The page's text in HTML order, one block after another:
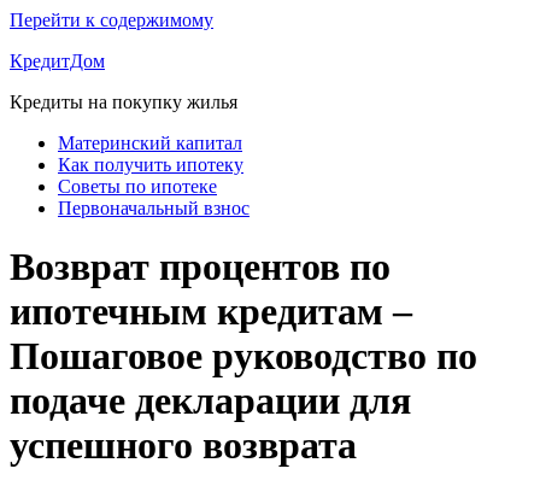
Перейти к содержимому
КредитДом
Кредиты на покупку жилья
Материнский капитал
Как получить ипотеку
Советы по ипотеке
Первоначальный взнос
Возврат процентов по
ипотечным кредитам –
Пошаговое руководство по
подаче декларации для
успешного возврата